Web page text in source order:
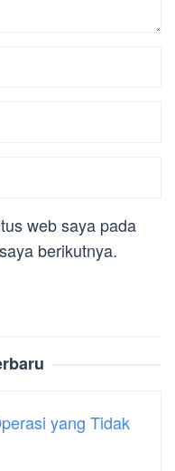
web saya pada
berikutnya.
yang Tidak